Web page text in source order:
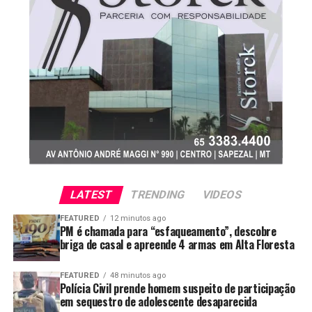
Em Mato Grosso, a saca de soja encerrou a semana
cotada, em média, a R$ 122,88, valorização de 0,99% em
relação à semana anterior, sustentada pela menor
oferta do grão no estado. Em sentido oposto, os
contratos da oleaginosa na Bolsa de Chicago recuaram
3,51%, pressionados pela queda das cotações do
petróleo Brent. Já o óleo de soja registrou valorização
semanal de 0,91%, alcançando média de R$ 5.964,49 por
tonelada, impulsionado pela demanda externa.
LATEST TRENDING VIDEOS
FEATURED 12 minutos ago
PM é chamada para “esfaqueamento”, descobre
briga de casal e apreende 4 armas em Alta Floresta
FEATURED 48 minutos ago
Polícia Civil prende homem suspeito de participação
em sequestro de adolescente desaparecida